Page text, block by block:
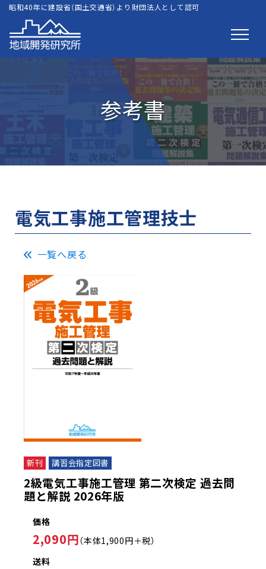
昭和40年に建設省（国土交通省）より財団法人として認可
参考書
電気工事施工管理技士
一覧へ戻る
新刊 講習会指定図書
2級電気工事施工管理 第二次検定 過去問
題と解説 2026年版
価格
2,090円（本体1,900円＋税）
送料